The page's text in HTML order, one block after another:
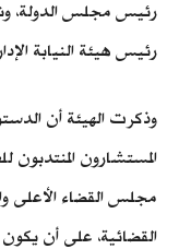
رئيس مجلس الدولة،
رئيس هيئة النيابة
وذكرت الهيئة أن
المستشارون المنتدبون
مجلس القضاء الأعلى
القضائية، على أن